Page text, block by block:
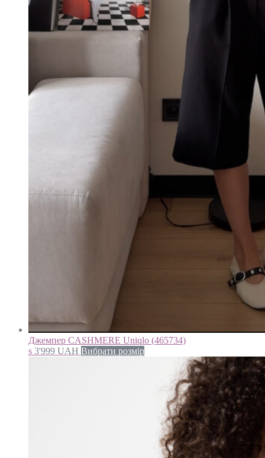
Джемпер CASHMERE Uniqlo (465734)
s 3'999 UAH Вибрати розмір